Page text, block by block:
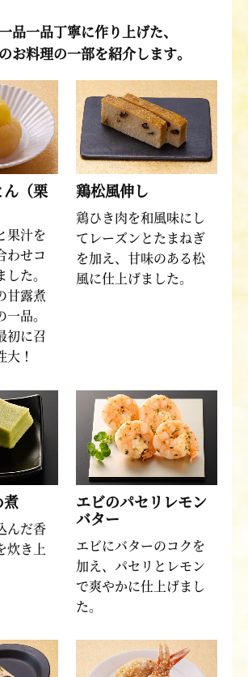
品一品丁寧に作り上げた、
お料理の一部を紹介します。
ん（栗
果汁を
わせコ
た。
甘露煮
品。
初に召
！
鶏松風伸し
鶏ひき肉を和風味にし
てレーズンとたまねぎ
を加え、甘味のある松
風に仕上げました。
煮
んだ香
炊き上
エビのパセリレモン
バター
エビにバターのコクを
加え、パセリとレモン
で爽やかに仕上げまし
た。